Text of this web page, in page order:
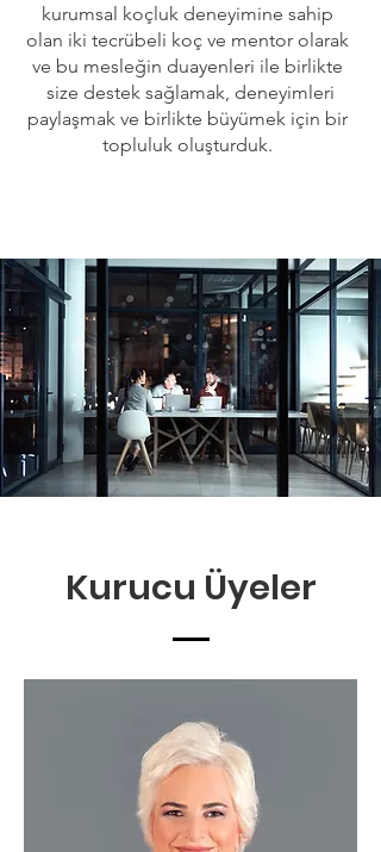
kurumsal koçluk deneyimine sahip
olan iki tecrübeli koç ve mentor olarak
ve bu mesleğin duayenleri ile birlikte
size destek sağlamak, deneyimleri
paylaşmak ve birlikte büyümek için bir
topluluk oluşturduk.
Kurucu Üyeler